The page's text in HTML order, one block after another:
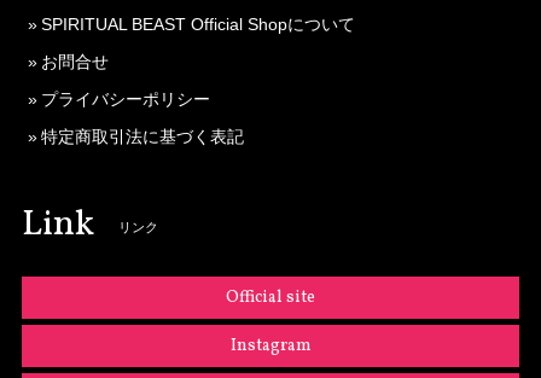
SPIRITUAL BEAST Official Shopについて
お問合せ
プライバシーポリシー
特定商取引法に基づく表記
Link リンク
Official site
Instagram